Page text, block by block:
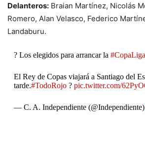
Delanteros: Braian Martínez, Nicolás
Romero, Alan Velasco, Federico
Landaburu.
? Los elegidos para arrancar la
El Rey de Copas viajará a Santiago del
tarde.#TodoRojo? pic.twitter.com/
— C. A. Independiente (@Independiente)